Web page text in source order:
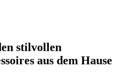
stilvollen
aus dem Hause